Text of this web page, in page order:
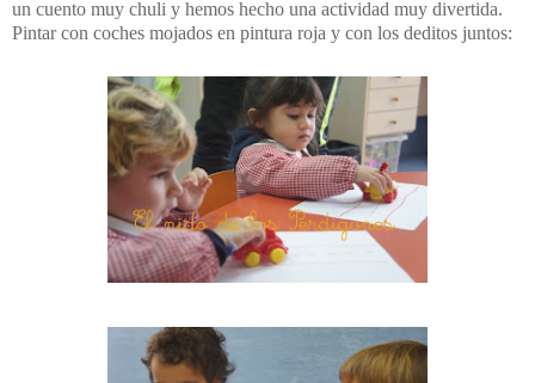
un cuento muy chuli y hemos hecho una actividad muy divertida.
Pintar con coches mojados en pintura roja y con los deditos juntos: